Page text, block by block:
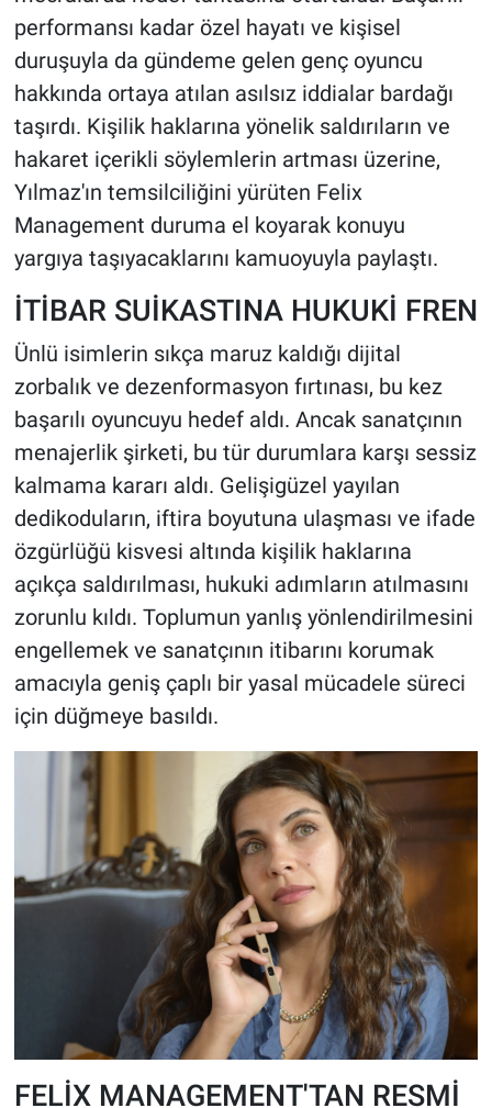
performansı kadar özel hayatı ve kişisel
duruşuyla da gündeme gelen genç oyuncu
hakkında ortaya atılan asılsız iddialar bardağı
taşırdı. Kişilik haklarına yönelik saldırıların ve
hakaret içerikli söylemlerin artması üzerine,
Yılmaz'ın temsilciliğini yürüten Felix
Management duruma el koyarak konuyu
yargıya taşıyacaklarını kamuoyuyla paylaştı.
İTİBAR SUİKASTINA HUKUKİ FREN
Ünlü isimlerin sıkça maruz kaldığı dijital
zorbalık ve dezenformasyon fırtınası, bu kez
başarılı oyuncuyu hedef aldı. Ancak sanatçının
menajerlik şirketi, bu tür durumlara karşı sessiz
kalmama kararı aldı. Gelişigüzel yayılan
dedikoduların, iftira boyutuna ulaşması ve ifade
özgürlüğü kisvesi altında kişilik haklarına
açıkça saldırılması, hukuki adımların atılmasını
zorunlu kıldı. Toplumun yanlış yönlendirilmesini
engellemek ve sanatçının itibarını korumak
amacıyla geniş çaplı bir yasal mücadele süreci
için düğmeye basıldı.
FELİX MANAGEMENT'TAN RESMİ